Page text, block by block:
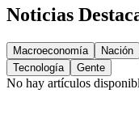
Noticias
Macroeconomía Nación
Tecnología
Gente
No hay artículos